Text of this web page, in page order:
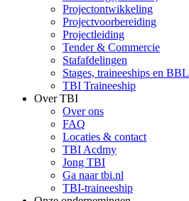
Projectontwikkeling
Projectvoorbereiding
Projectleiding
Tender & Commercie
Stafafdelingen
Stages, traineeships en BBL
TBI Traineeship
Over TBI
Over ons
FAQ
Locaties & contact
TBI Acdmy
Jong TBI
Ga naar tbi.nl
TBI-traineeship